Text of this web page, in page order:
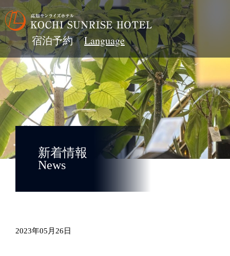
宿泊予約
新着情報
News
2023年05月26日